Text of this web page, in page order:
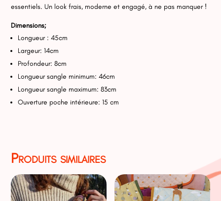
essentiels. Un look frais, moderne et engagé, à ne pas manquer !
Dimensions;
Longueur : 45cm
Largeur: 14cm
Profondeur: 8cm
Longueur sangle minimum: 46cm
Longueur sangle maximum: 83cm
Ouverture poche intérieure: 15 cm
Produits similaires